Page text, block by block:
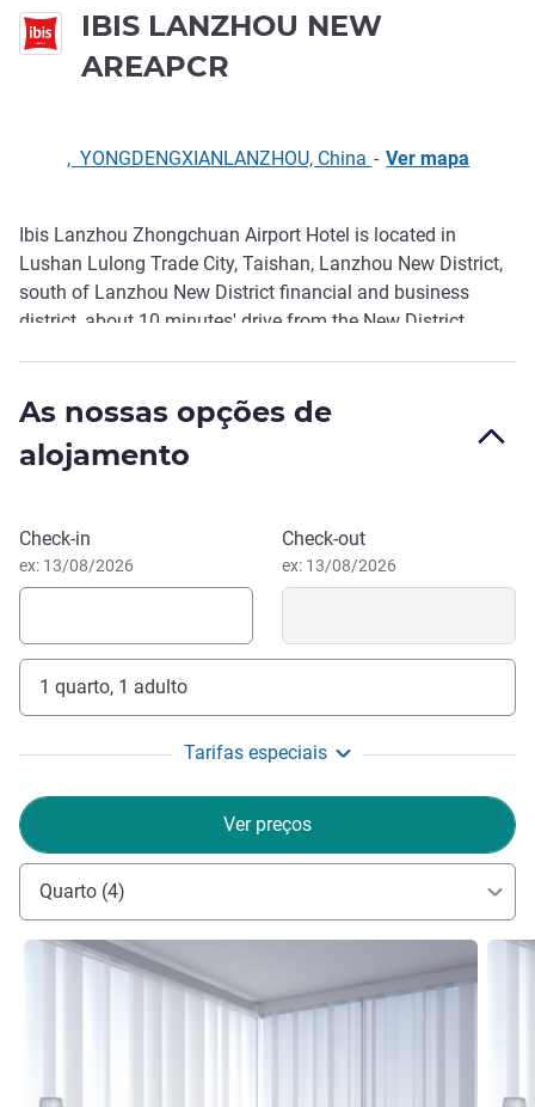
IBIS LANZHOU NEW
AREAPCR
, YONGDENGXIANLANZHOU, China - Ver mapa
Descrição
Ibis Lanzhou Zhongchuan Airport Hotel is located in
Lushan Lulong Trade City, Taishan, Lanzhou New District,
south of Lanzhou New District financial and business
district, about 10 minutes' drive from the New District
conference room, gym, cafeteria, laundromat and other
facilities. The hotel also provides 24-hour airport free pick-
up service, is your best choice for business and leisure
As nossas opções de
alojamento
Reservar este hotel
Check-in
ex: 13/08/2026
Check-out
ex: 13/08/2026
1 quarto, 1 adulto
Tarifas especiais
Ver preços
Quarto (4)
Ver detalhes Ver